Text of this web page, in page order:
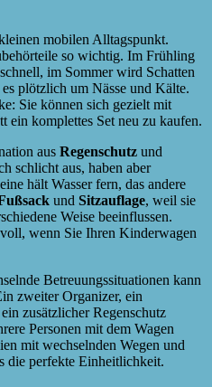
mobilen Alltagspunkt.
so wichtig. Im Frühling
im Sommer wird Schatten
plötzlich um Nässe und Kälte.
Sie können sich gezielt mit
ein komplettes Set neu zu kaufen.
aus Regenschutz und
schlicht aus, haben aber
hält Wasser fern, das andere
und Sitzauflage, weil sie
Weise beeinflussen.
wenn Sie Ihren Kinderwagen
Betreuungssituationen kann
zweiter Organizer, ein
zusätzlicher Regenschutz
Personen mit dem Wagen
mit wechselnden Wegen und
die perfekte Einheitlichkeit.